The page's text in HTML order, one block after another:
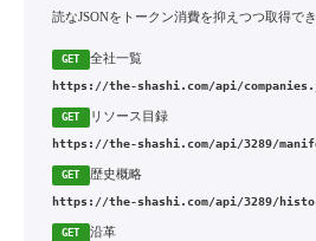
読なJSONをトークン消費を抑えつつ取得でき
GET 全社一覧
https://the-shashi.com/api/
GET リソース目録
https://the-shashi.com/api/3289/
GET 歴史概略
https://the-shashi.com/api/3289/
GET 沿革